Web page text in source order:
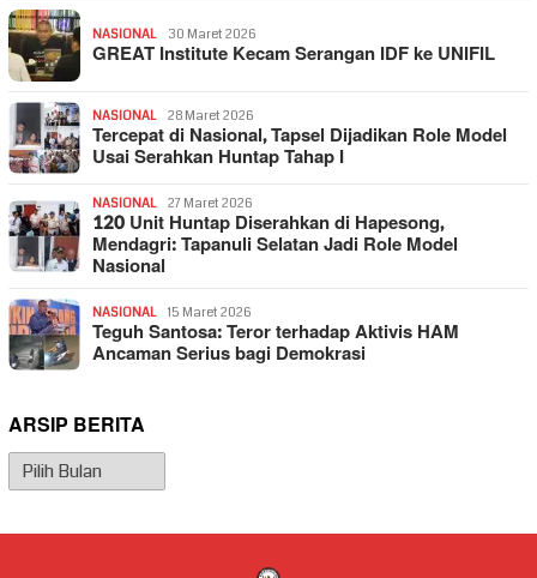
NASIONAL 30 Maret 2026
GREAT Institute Kecam Serangan IDF ke UNIFIL
NASIONAL 28 Maret 2026
Tercepat di Nasional, Tapsel Dijadikan Role Model
Usai Serahkan Huntap Tahap I
NASIONAL 27 Maret 2026
120 Unit Huntap Diserahkan di Hapesong,
Mendagri: Tapanuli Selatan Jadi Role Model
Nasional
NASIONAL 15 Maret 2026
Teguh Santosa: Teror terhadap Aktivis HAM
Ancaman Serius bagi Demokrasi
ARSIP BERITA
Arsip
Berita